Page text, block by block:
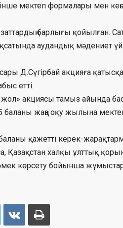
мектеп формалары мен
барлығы қойылған.
аудандық мәдениет
Д.Сүгірбай акцияға
етті.
акциясы тамыз айында
465 баланы жаңа оқу жылына
қажетті керек-
Қазақстан халқы ұлттық
көрсету бойынша